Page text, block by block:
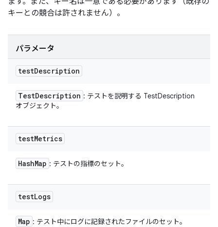
キーとの競合は許されません）。
パラメータ
testDescription
TestDescription : テストを説明する TestDescription
オブジェクト。
testMetrics
HashMap : テストの指標のセット。
testLogs
Map : テスト中にログに記録されたファイルのセット。